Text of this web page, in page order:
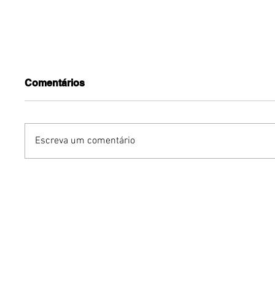
Comentários
Escreva um comentário